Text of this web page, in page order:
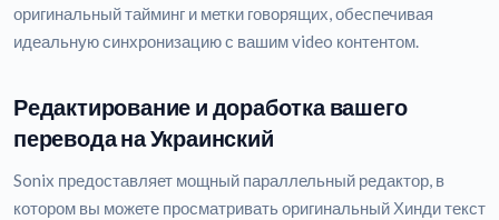
оригинальный тайминг и метки говорящих, обеспечивая
идеальную синхронизацию с вашим video контентом.
Редактирование и доработка вашего
перевода на Украинский
Sonix предоставляет мощный параллельный редактор, в
котором вы можете просматривать оригинальный Хинди текст